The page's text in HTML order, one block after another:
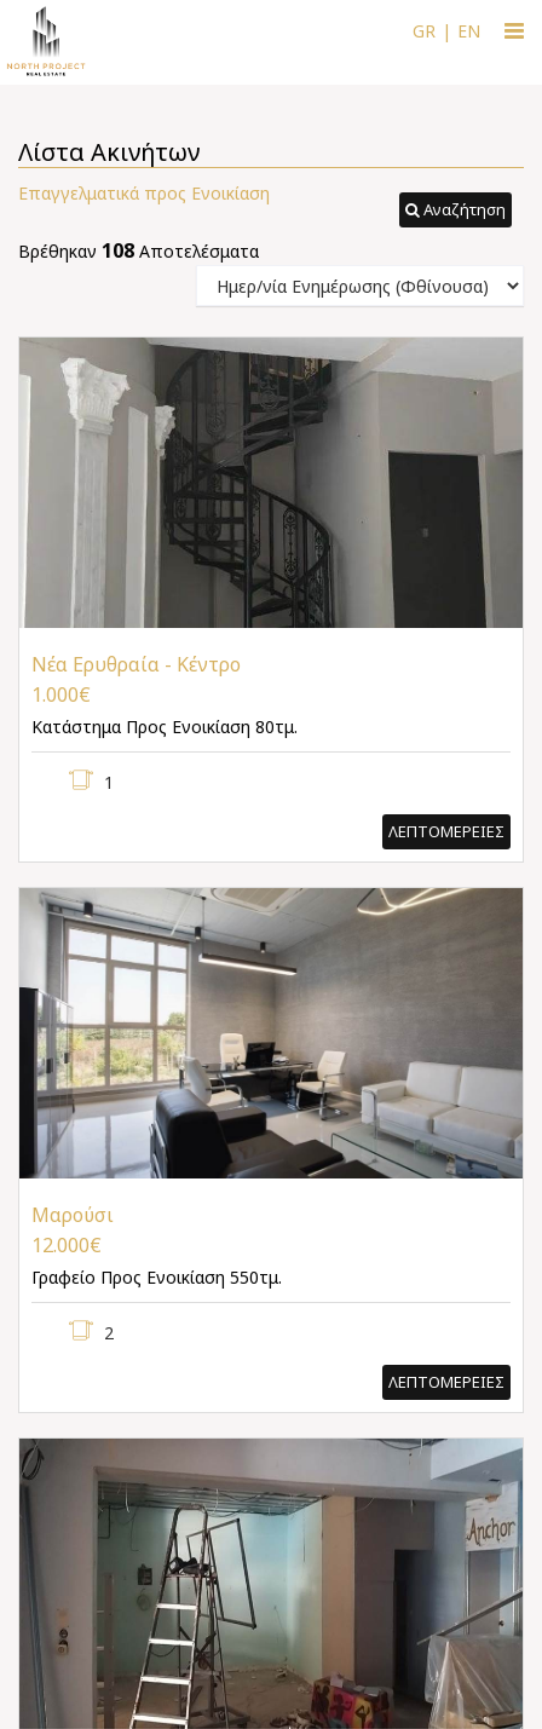
GR | EN
Λίστα Ακινήτων
Αναζήτηση
Επαγγελματικά προς Ενοικίαση
Βρέθηκαν 108 Αποτελέσματα
Νέα Ερυθραία - Κέντρο
1.000€
Κατάστημα Προς Ενοικίαση 80τμ.
1
ΛΕΠΤΟΜΕΡΕΙΕΣ
Μαρούσι
12.000€
Γραφείο Προς Ενοικίαση 550τμ.
2
ΛΕΠΤΟΜΕΡΕΙΕΣ